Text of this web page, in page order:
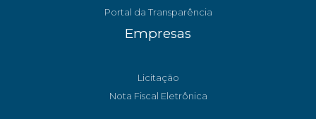
Portal da Transparência
Empresas
Licitação
Nota Fiscal Eletrônica